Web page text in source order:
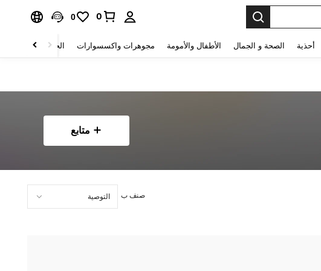
0
0
أحذية الصحة و الجمال الأطفال والأمومة مجوهرات واكسسوارات الحقائب والأمتعة
متابع
صنف ب